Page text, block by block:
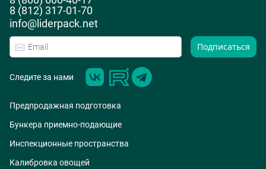
8 (812) 317-01-70
info@liderpack.net
Подписаться
Следите за нами
Предпродажная подготовка
Бункера приемно-подающие
Инспекционные пространства
Калибровка овощей